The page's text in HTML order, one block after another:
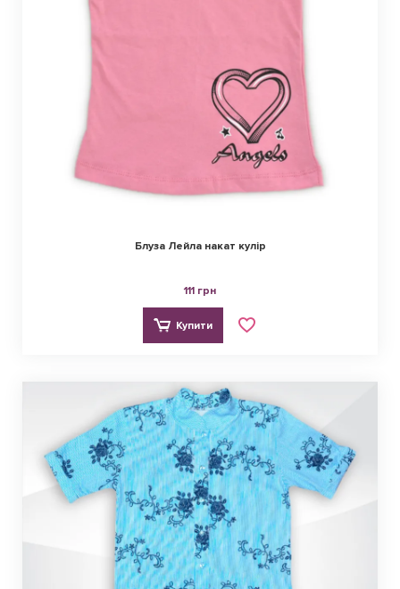
Блуза Лейла накат кулір
111 грн
Купити